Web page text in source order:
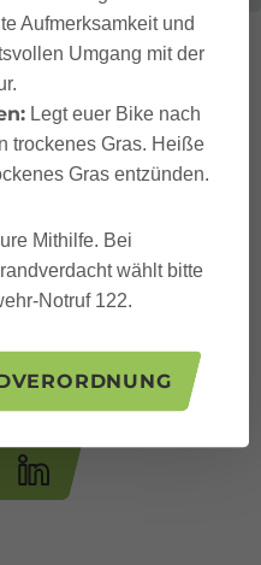
auf:
Aufmerksamkeit und
Umgang mit der
Legt euer Bike nach
trockenes Gras. Heiße
Gras entzünden.
Mithilfe. Bei
wählt bitte
Notruf 122.